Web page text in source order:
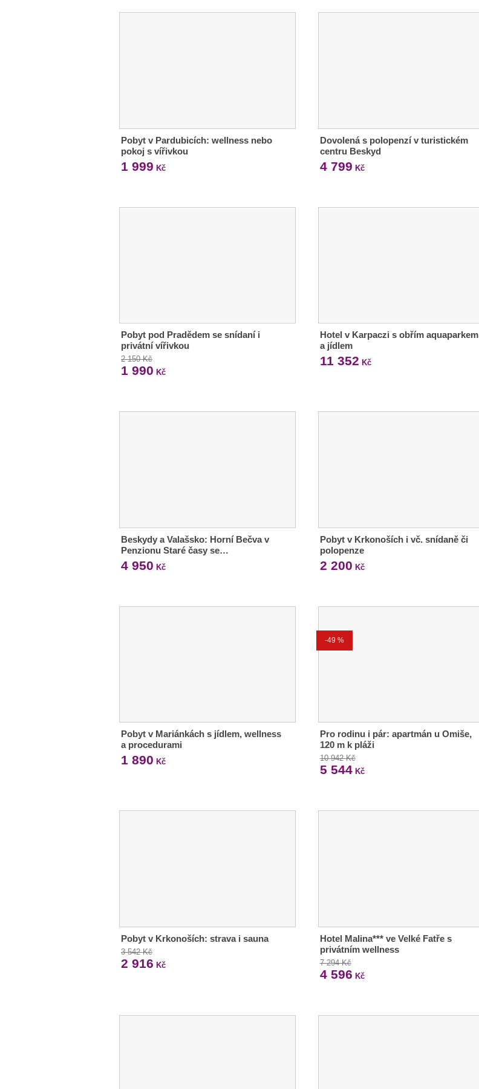
Pobyt v Pardubicích: wellness nebo
pokoj s vířivkou
1 999 Kč
Dovolená s polopenzí v turistickém
centru Beskyd
4 799 Kč
Pobyt pod Pradědem se snídaní i
privátní vířivkou
2 150 Kč
1 990 Kč
Hotel v Karpaczi s obřím aquaparkem
a jídlem
11 352 Kč
Beskydy a Valašsko: Horní Bečva v
Penzionu Staré časy se…
4 950 Kč
Pobyt v Krkonoších i vč. snídaně či
polopenze
2 200 Kč
Pobyt v Mariánkách s jídlem, wellness
a procedurami
1 890 Kč
-49 %
Pro rodinu i pár: apartmán u Omiše,
120 m k pláži
10 942 Kč
5 544Kč
Pobyt v Krkonoších: strava i sauna
3 542 Kč
2 916 Kč
Hotel Malina*** ve Velké Fatře s
privátním wellness
7 294 Kč
4 596 Kč